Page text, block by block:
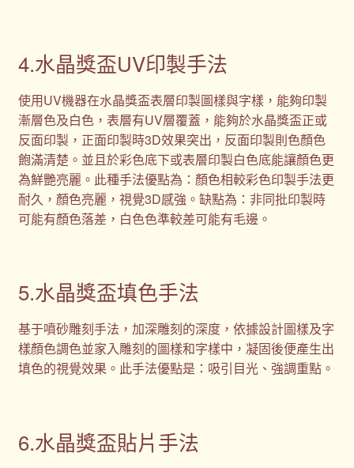
4.水晶獎盃UV印製手法
使用UV機器在水晶獎盃表層印製圖樣與字樣，能夠印製
漸層色及白色，表層有UV層覆蓋，能夠於水晶獎盃正或
反面印製，正面印製時3D效果突出，反面印製則色顏色
飽滿清楚。並且於彩色底下或表層印製白色底能讓顏色更
為鮮艷亮麗。此種手法優點為：顏色相較彩色印製手法更
耐久，顏色亮麗，視覺3D感強。缺點為：非同批印製時
可能有顏色落差，白色色準較差可能有毛邊。
5.水晶獎盃填色手法
基于噴砂雕刻手法，加深雕刻的深度，依據設計圖樣及字
樣顏色調色並家入雕刻的圖樣和字樣中，凝固後便產生出
填色的視覺效果。此手法優點是：吸引目光、強調重點。
6.水晶獎盃貼片手法